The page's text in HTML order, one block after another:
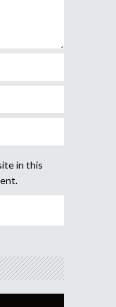
in this